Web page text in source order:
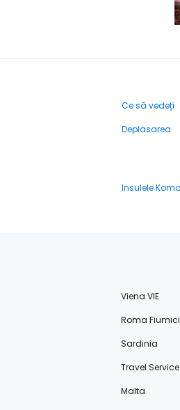
Ce să vedeți
Deplasarea
Insulele
Viena VIE
Roma
Sardinia
Travel Service
Malta